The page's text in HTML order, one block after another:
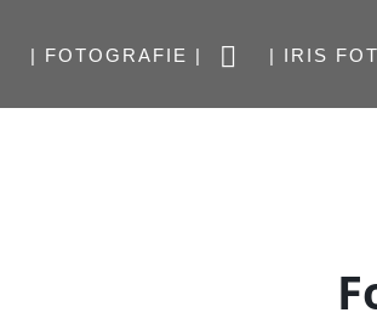
| FOTOGRAFIE | | IRIS